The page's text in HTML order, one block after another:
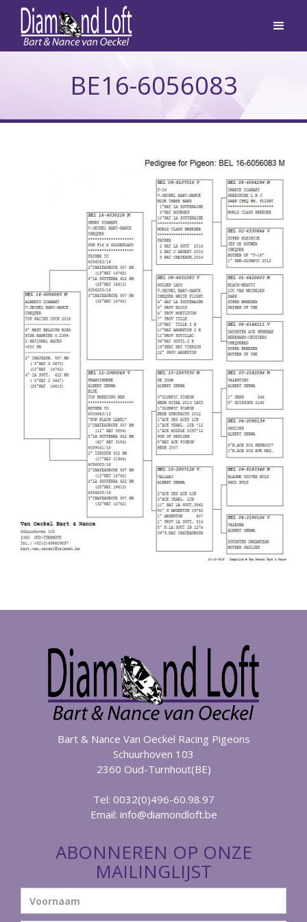
BE16-6056083
Bart & Nance Van Oeckel Racing Pigeons
Schuurhoven 103
2360 Oud-Turnhout(BE)
Tel: 0032(0)496-60.98.97
Email: info@diamondloft.be
ABONNEREN OP ONZE
MAILINGLIJST